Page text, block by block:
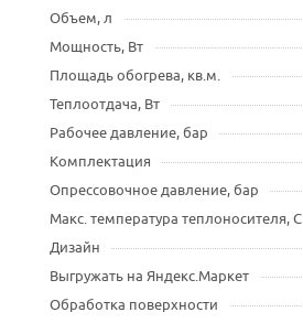
Объем, л
Мощность, Вт
Площадь обогрева, кв.м.
Теплоотдача, Вт
Рабочее давление, бар
Комплектация
Опрессовочное давление, бар
Макс. температура теплоносителя, С
Дизайн
Выгружать на Яндекс.Маркет
Обработка поверхности